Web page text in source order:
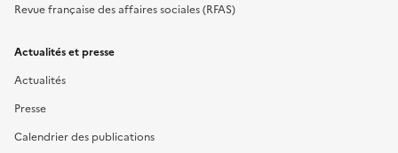
Revue française des affaires sociales (RFAS)
Actualités et presse
Actualités
Presse
Calendrier des publications